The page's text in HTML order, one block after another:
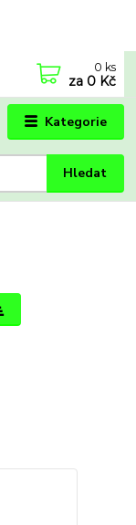
Kategorie
Hledat
0 ks
za 0 Kč